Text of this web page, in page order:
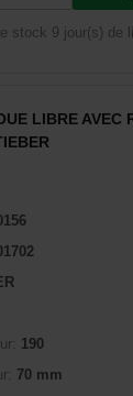
stock 9 jour(s) de
LIBRE AVEC
190
70 mm